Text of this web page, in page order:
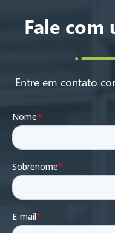
Fale com
Entre em contato